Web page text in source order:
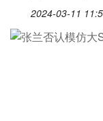
2024-03-11